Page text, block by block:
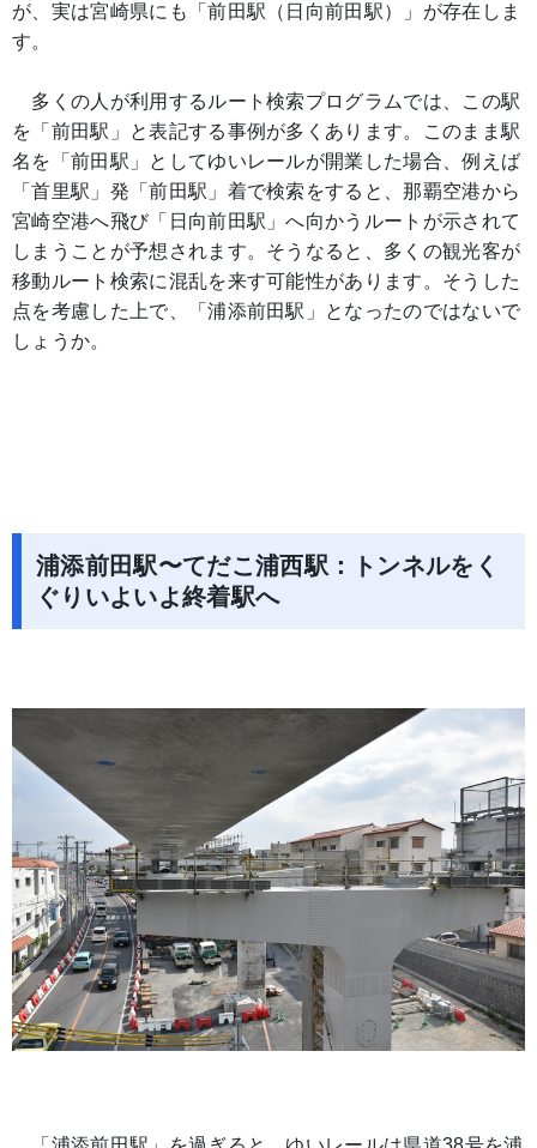
が、実は宮崎県にも「前田駅（日向前田駅）」が存在しま
す。
多くの人が利用するルート検索プログラムでは、この駅
を「前田駅」と表記する事例が多くあります。このまま駅
名を「前田駅」としてゆいレールが開業した場合、例えば
「首里駅」発「前田駅」着で検索をすると、那覇空港から
宮崎空港へ飛び「日向前田駅」へ向かうルートが示されて
しまうことが予想されます。そうなると、多くの観光客が
移動ルート検索に混乱を来す可能性があります。そうした
点を考慮した上で、「浦添前田駅」となったのではないで
しょうか。
浦添前田駅〜てだこ浦西駅：トンネルをく
ぐりいよいよ終着駅へ